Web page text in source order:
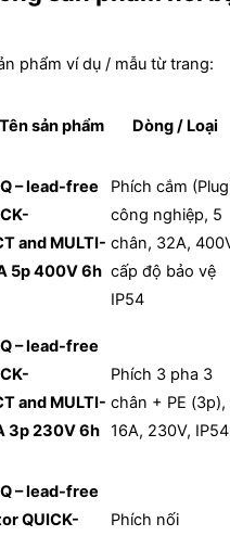
phẩm ví dụ / mẫu từ trang:
sản phẩm Dòng / Loại
– lead-free
and MULTI-
5p 400V 6h
Phích cắm
công nghiệp, 5
chân, 32A,
cấp độ bảo vệ
IP54
– lead-free
and MULTI-
3p 230V 6h
Phích 3 pha 3
chân + PE (3p),
16A, 230V, IP54
– lead-free
QUICK-
Phích nối